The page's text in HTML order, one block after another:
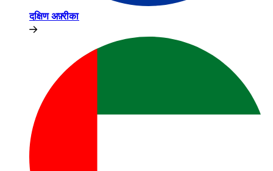
दक्षिण अफ़्रीका​​